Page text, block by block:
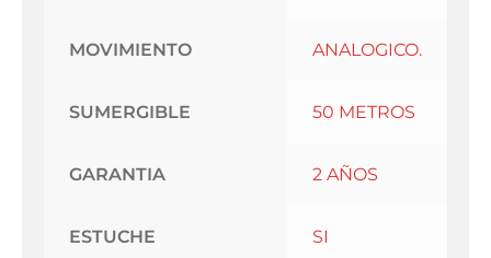
MOVIMIENTO ANALOGICO.
SUMERGIBLE 50 METROS
GARANTIA 2 AÑOS
ESTUCHE SI